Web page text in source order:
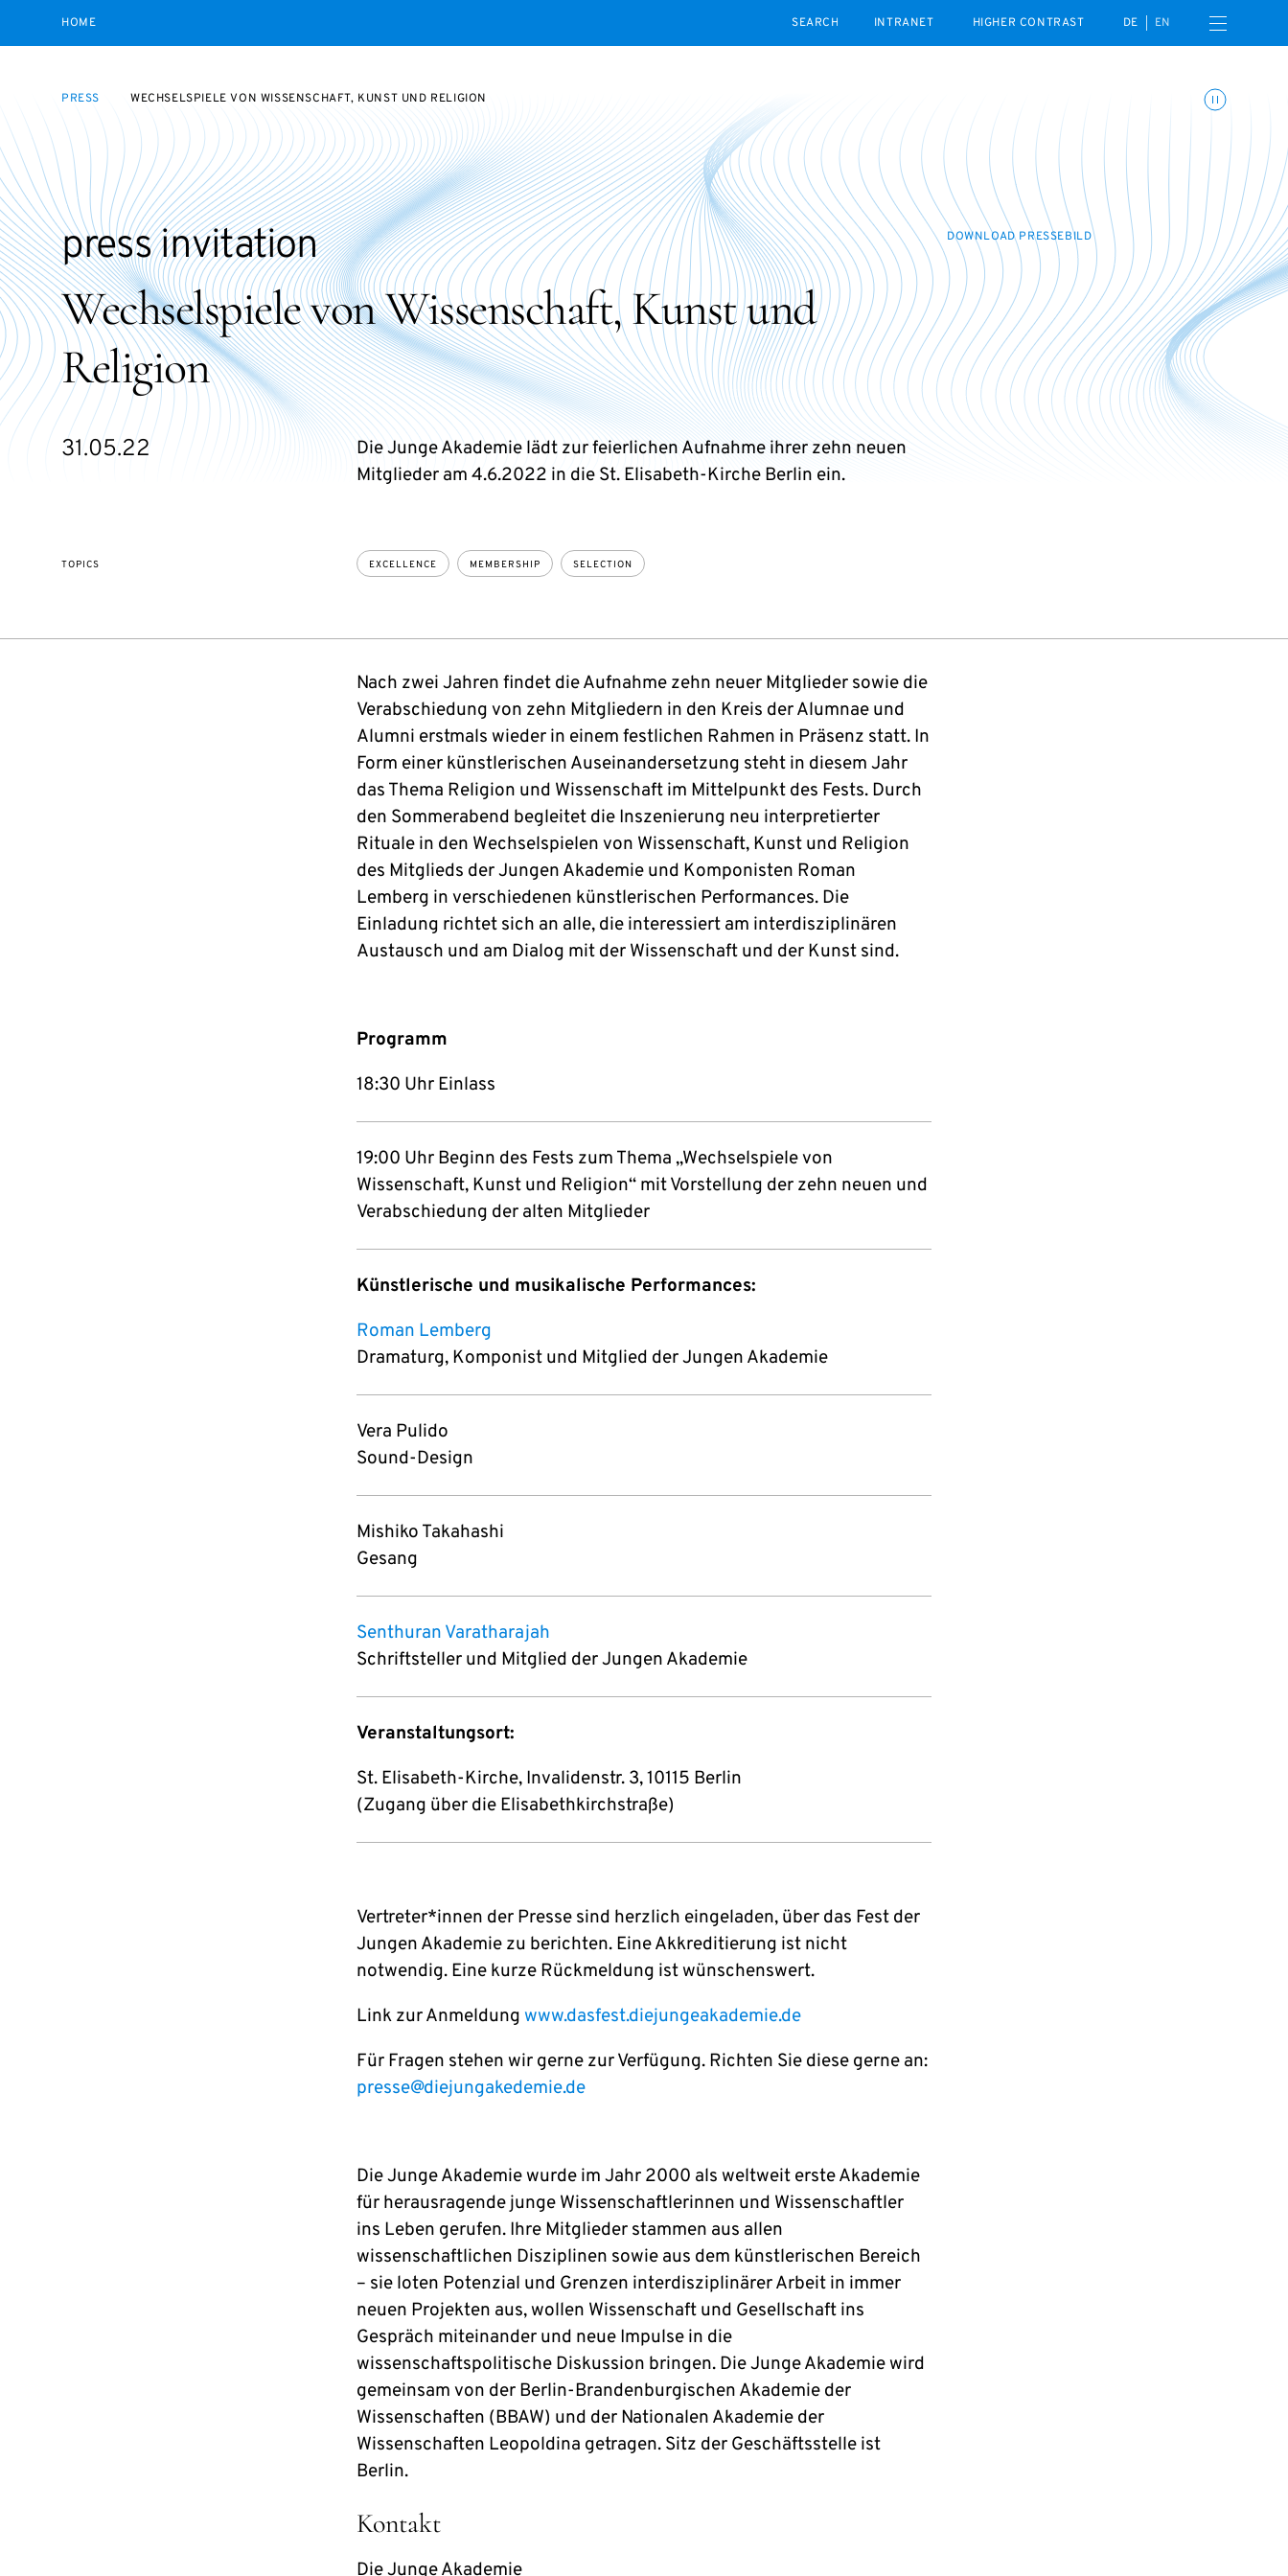
HOME
INTRANET
HIGHER CONTRAST DE EN Open navigation menu
Toggle animations
PRESS WECHSELSPIELE VON WISSENSCHAFT, KUNST UND RELIGION
Wechselspiele von Wissenschaft, Kunst und
Religion
press invitation DOWNLOAD PRESSEBILD
31.05.22
Die Junge Akademie lädt zur feierlichen Aufnahme ihrer zehn neuen
Mitglieder am 4.6.2022 in die St. Elisabeth-Kirche Berlin ein.
TOPICS EXCELLENCE MEMBERSHIP SELECTION
Nach zwei Jahren findet die Aufnahme zehn neuer Mitglieder sowie die
Verabschiedung von zehn Mitgliedern in den Kreis der Alumnae und
Alumni erstmals wieder in einem festlichen Rahmen in Präsenz statt. In
Form einer künstlerischen Auseinandersetzung steht in diesem Jahr
das Thema Religion und Wissenschaft im Mittelpunkt des Fests. Durch
den Sommerabend begleitet die Inszenierung neu interpretierter
Rituale in den Wechselspielen von Wissenschaft, Kunst und Religion
des Mitglieds der Jungen Akademie und Komponisten Roman
Lemberg in verschiedenen künstlerischen Performances. Die
Einladung richtet sich an alle, die interessiert am interdisziplinären
Austausch und am Dialog mit der Wissenschaft und der Kunst sind.
Programm
18:30 Uhr Einlass
19:00 Uhr Beginn des Fests zum Thema „Wechselspiele von
Wissenschaft, Kunst und Religion“ mit Vorstellung der zehn neuen und
Verabschiedung der alten Mitglieder
Künstlerische und musikalische Performances:
Roman Lemberg
Dramaturg, Komponist und Mitglied der Jungen Akademie
Vera Pulido
Sound-Design
Mishiko Takahashi
Gesang
Senthuran Varatharajah
Schriftsteller und Mitglied der Jungen Akademie
Veranstaltungsort:
St. Elisabeth-Kirche, Invalidenstr. 3, 10115 Berlin
(Zugang über die Elisabethkirchstraße)
Vertreter*innen der Presse sind herzlich eingeladen, über das Fest der
Jungen Akademie zu berichten. Eine Akkreditierung ist nicht
notwendig. Eine kurze Rückmeldung ist wünschenswert.
Link zur Anmeldung www.dasfest.diejungeakademie.de
Für Fragen stehen wir gerne zur Verfügung. Richten Sie diese gerne an:
presse@diejungakedemie.de
Die Junge Akademie wurde im Jahr 2000 als weltweit erste Akademie
für herausragende junge Wissenschaftlerinnen und Wissenschaftler
ins Leben gerufen. Ihre Mitglieder stammen aus allen
wissenschaftlichen Disziplinen sowie aus dem künstlerischen Bereich
– sie loten Potenzial und Grenzen interdisziplinärer Arbeit in immer
neuen Projekten aus, wollen Wissenschaft und Gesellschaft ins
Gespräch miteinander und neue Impulse in die
wissenschaftspolitische Diskussion bringen. Die Junge Akademie wird
gemeinsam von der Berlin-Brandenburgischen Akademie der
Wissenschaften (BBAW) und der Nationalen Akademie der
Wissenschaften Leopoldina getragen. Sitz der Geschäftsstelle ist
Berlin.
Kontakt
Die Junge Akademie